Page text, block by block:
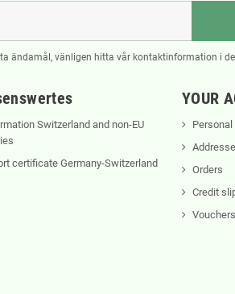
ändamål, vänligen hitta vår kontaktinformation i
Switzerland and non-EU
certificate Germany-Switzerland
YOUR
Orders
Credit
Vouchers